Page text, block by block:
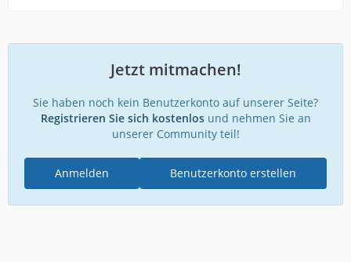
Jetzt mitmachen!
Sie haben noch kein Benutzerkonto auf unserer Seite?
Registrieren Sie sich kostenlosund nehmen Sie an
unserer Community teil!
Benutzerkonto erstellen
Anmelden